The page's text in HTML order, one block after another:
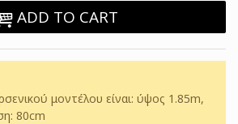
ADD TO CART
μοντέλου είναι: ύψος 1.85m,
80cm